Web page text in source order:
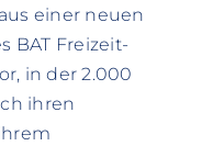
einer neuen
BAT Freizeit-
in der 2.000
ihren